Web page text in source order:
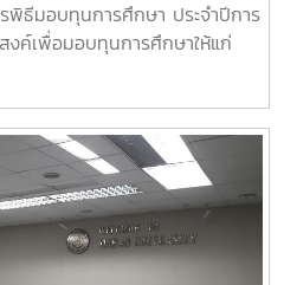
พิธีมอบทุนการศึกษา ประจำปีการ
งค์เพื่อมอบทุนการศึกษาให้แก่
ละนักศึกษาได้พบปะและแสดง
กษา พร้อมทั้งนักษึกษาได้รับ
นุนทุนการศึกษา ในการนี้ได้รับ
รองอธิการบดีมหาวิทยาลัยแม่
ารสนับสนุนทุนการศึกษาจากภาค
หกิจ มูลนิธิ/ชมรมต่าง ๆ ศิษย์
งประชุมอาคม กาญจนประโชติ